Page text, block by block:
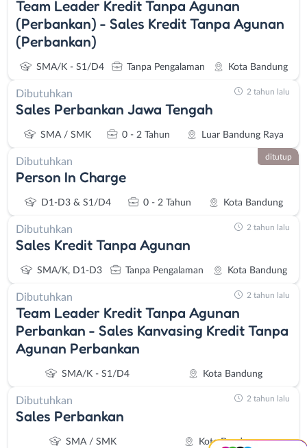
Team Leader Kredit Tanpa Agunan
(Perbankan) - Sales Kredit Tanpa Agunan
(Perbankan)
SMA/K - S1/D4 Tanpa Pengalaman Kota Bandung
Dibutuhkan
Sales Perbankan Jawa Tengah
SMA / SMK 0 - 2 Tahun Luar Bandung Raya
2 tahun lalu
Dibutuhkan
Person In Charge
D1-D3 & S1/D4 0 - 2 Tahun Kota Bandung
ditutup
Dibutuhkan
Sales Kredit Tanpa Agunan
SMA/K, D1-D3 Tanpa Pengalaman Kota Bandung
2 tahun lalu
Dibutuhkan
Team Leader Kredit Tanpa Agunan
Perbankan - Sales Kanvasing Kredit Tanpa
Agunan Perbankan
SMA/K - S1/D4 Kota Bandung
2 tahun lalu
Dibutuhkan
Sales Perbankan
SMA / SMK Kota Bandung
2 tahun lalu
Instagram WhatsApp
Telegram
Kanal Lainnya..